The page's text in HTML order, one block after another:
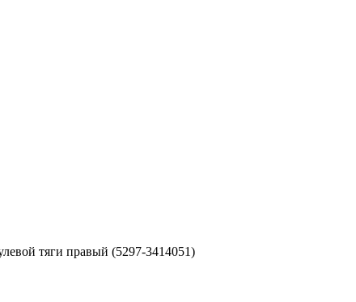
тяги правый (5297-3414051)